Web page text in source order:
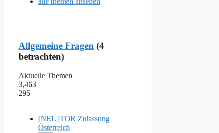
Allgemeine Fragen (4
betrachten)
Aktuelle Themen
3,463
295
[NEU]TOR Zulassung
Österreich